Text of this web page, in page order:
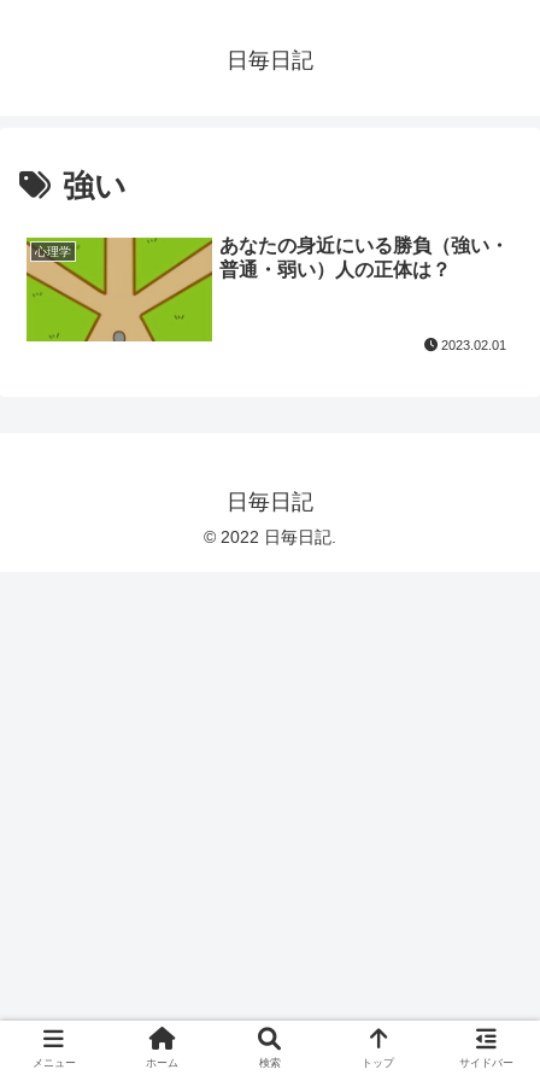
日毎日記
強い
心理学
あなたの身近にいる勝負（強い・
普通・弱い）人の正体は？
2023.02.01
日毎日記
© 2022 日毎日記.
メニュー ホーム 検索 トップ サイドバー